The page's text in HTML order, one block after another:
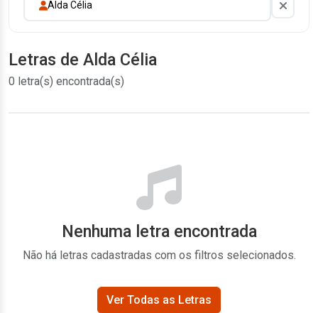
Alda Célia
Letras de Alda Célia
0 letra(s) encontrada(s)
Nenhuma letra encontrada
Não há letras cadastradas com os filtros selecionados.
Ver Todas as Letras